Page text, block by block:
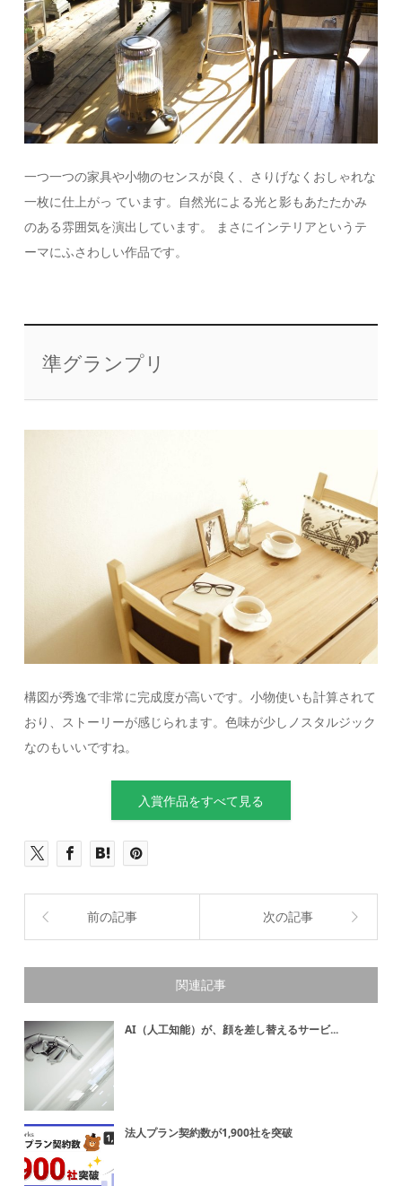
一つ一つの家具や小物のセンスが良く、さりげなくおしゃれな
一枚に仕上がっ ています。自然光による光と影もあたたかみ
のある雰囲気を演出しています。 まさにインテリアというテ
ーマにふさわしい作品です。
準グランプリ
構図が秀逸で非常に完成度が高いです。小物使いも計算されて
おり、ストーリーが感じられます。色味が少しノスタルジック
なのもいいですね。
入賞作品をすべて見る
前の記事 次の記事
関連記事
AI（人工知能）が、顔を差し替えるサービ...
法人プラン契約数が1,900社を突破